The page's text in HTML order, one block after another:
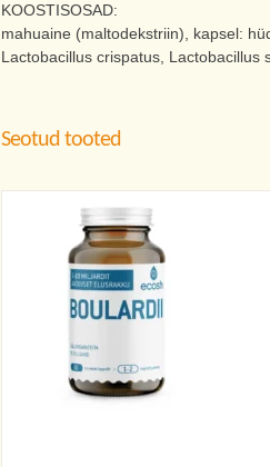
KOOSTISOSAD:
mahuaine (maltodekstriin), kapsel:
Lactobacillus crispatus,
Seotud tooted